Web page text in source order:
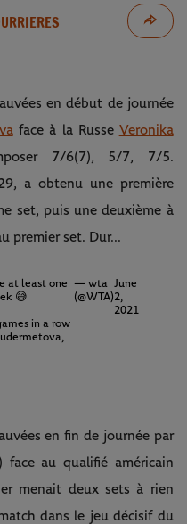
en début de journée
face à la Russe Veronika
7/6(7), 5/7, 7/5.
a obtenu une première
set, puis une deuxième à
premier set. Dur...
at least one
😅
in a row
— wta
(@WTA)
June
2,
2021
en fin de journée par
face au qualifié américain
menait deux sets à rien
dans le jeu décisif du